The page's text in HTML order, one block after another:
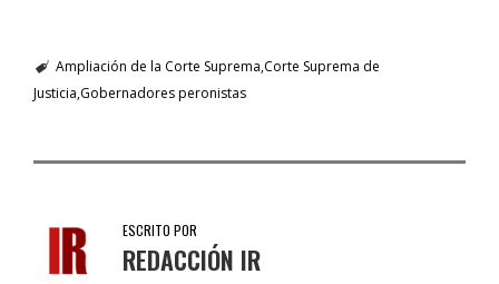
Ampliación de la Corte Suprema Corte Suprema de
Justicia Gobernadores peronistas
ESCRITO POR
REDACCIÓN IR